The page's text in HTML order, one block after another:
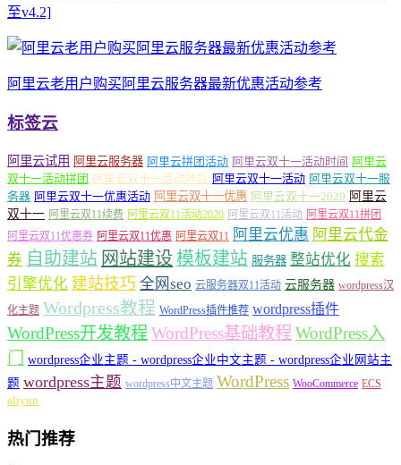
至v4.2]
阿里云老用户购买阿里云服务器最新优惠活动参考
标签云
阿里云试用 阿里云服务器 阿里云拼团活动 阿里云双十一活动时间 阿里云
双十一活动拼团 阿里云双十一活动地址 阿里云双十一活动 阿里云双十一服
务器 阿里云双十一优惠活动 阿里云双十一优惠 阿里云双十一2020 阿里云
双十一 阿里云双11续费 阿里云双11活动2020 阿里云双11活动 阿里云双11拼团
阿里云双11优惠券 阿里云双11优惠 阿里云双11 阿里云优惠 阿里云代金
券 自助建站 网站建设 模板建站 服务器 整站优化 搜索
引擎优化 建站技巧 全网seo 云服务器双11活动 云服务器 wordpress汉
化主题 Wordpress教程 WordPress插件推荐 wordpress插件
WordPress开发教程WordPress基础教程 WordPress入
门
wordpress企业主题 - wordpress企业中文主题 - wordpress企业网站主
题 wordpress主题 wordpress中文主题 WordPress WooCommerce ECS
aliyun
热门推荐